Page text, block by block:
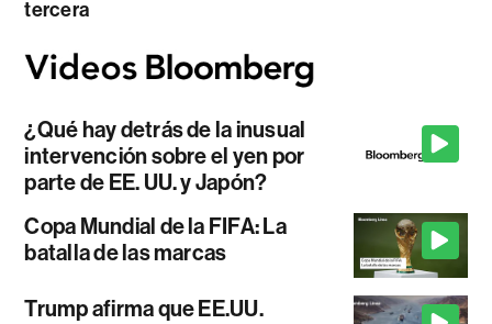
tercera
¿Qué hay detrás de la inusual
intervención sobre el yen por
parte de EE. UU. y Japón?
Copa Mundial de la FIFA: La
batalla de las marcas
Trump afirma que EE.UU.